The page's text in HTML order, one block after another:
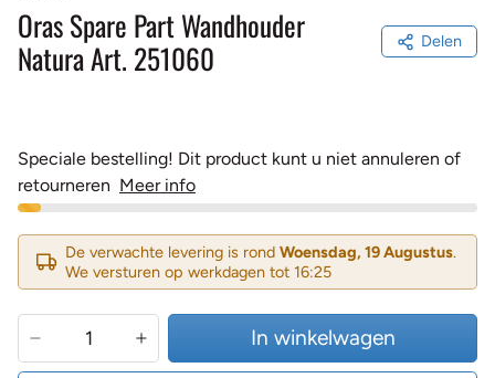
Oras Spare Part Wandhouder
Natura Art. 251060
Delen
Speciale bestelling! Dit product kunt u niet annuleren of
retourneren Meer info
De verwachte levering is rond Woensdag, 19 Augustus.
We versturen op werkdagen tot 16:25
In winkelwagen